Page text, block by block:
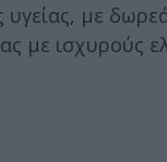
με
με ισχυρούς